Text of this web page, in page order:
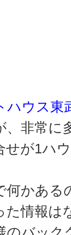
ハウス東
、非常に
せが1ハ
何かある
情報は